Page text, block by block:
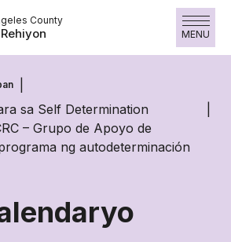
County
MENU
sa Self Determination
– Grupo de Apoyo de
ng autodeterminación